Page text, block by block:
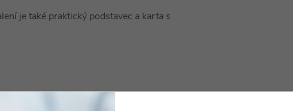
je také praktický podstavec a karta s